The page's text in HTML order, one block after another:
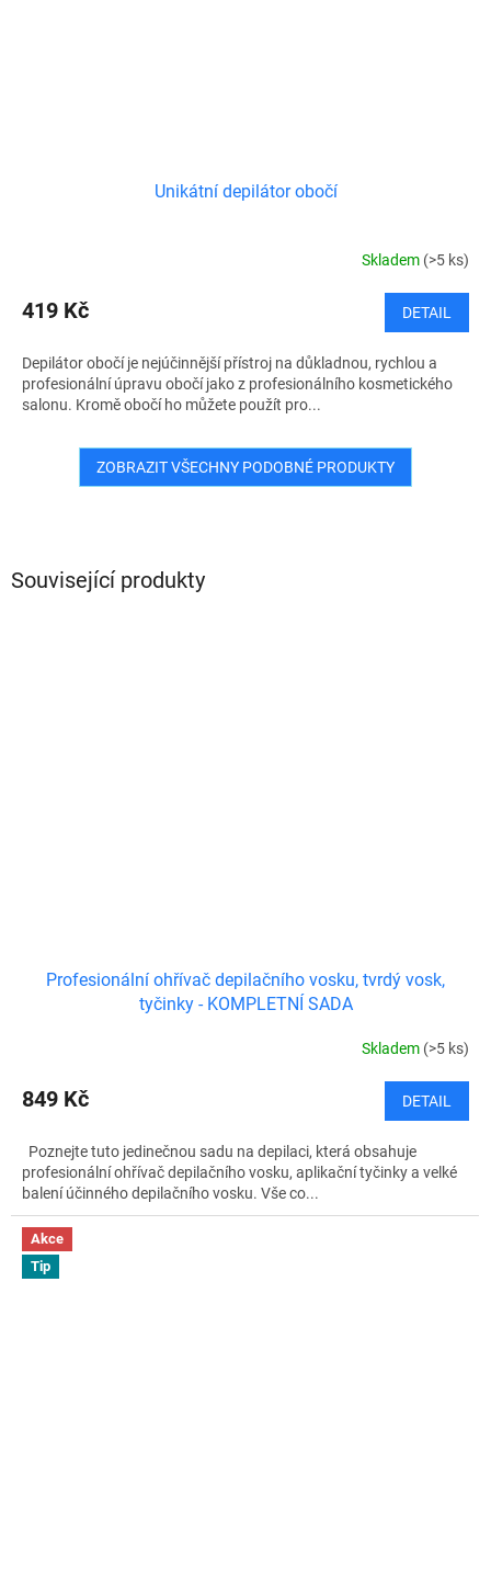
Související produkty
Profesionální ohřívač depilačního vosku, tvrdý vosk,
tyčinky - KOMPLETNÍ SADA
Skladem (>5 ks)
849 Kč DETAIL
Poznejte tuto jedinečnou sadu na depilaci, která obsahuje
profesionální ohřívač depilačního vosku, aplikační tyčinky a velké
balení účinného depilačního vosku. Vše co...
Akce
Tip
Unikátní depilátor obočí
Skladem (>5 ks)
419 Kč DETAIL
Depilátor obočí je nejúčinnější přístroj na důkladnou, rychlou a
profesionální úpravu obočí jako z profesionálního kosmetického
salonu. Kromě obočí ho můžete použít pro...
ZOBRAZIT VŠECHNY PODOBNÉ PRODUKTY